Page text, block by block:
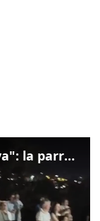
Marghera canta "La Locomotiva": la parrocchia della Cita ricorda Guccini